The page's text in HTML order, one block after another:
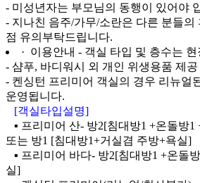
- 미성년자는 부모님의 동행이 있어야
- 지나친 음주/가무/소란은 다른 분들의
점 유의부탁드립니다.
· 이용안내 - 객실 타입 및 층수는
- 샴푸, 바디워시 외 개인 위생용품 제
- 켄싱턴 프리미어 객실의 경우 리뉴얼
운영됩니다.
[객실타입설명]
▪ 프리미어 산- 방2[침대방1 +온돌방1
또는 방1 [침대방1+거실겸 주방+욕실]
▪ 프리미어 바다- 방2[침대방1 +온돌
실]